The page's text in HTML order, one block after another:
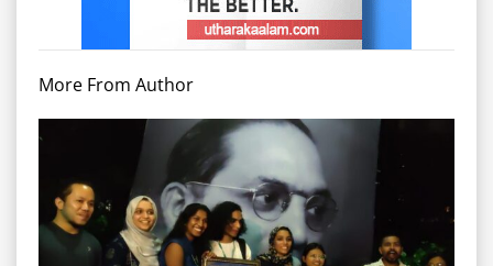
More From Author